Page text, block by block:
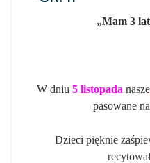
„Mam 3
W dniu 5listopada nasze
pasowane
Dzieci pięknie